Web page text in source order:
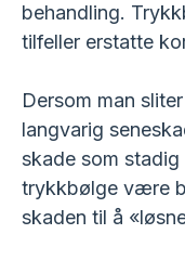
behandling.
tilfeller erstatte
Dersom man
langvarig
skade som
trykkbølge være
skaden til å